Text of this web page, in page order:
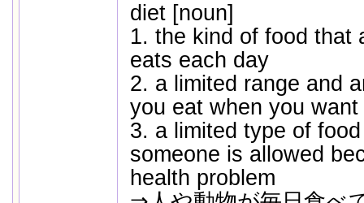
diet [noun]
1. the kind of food that
eats each day
2. a limited range and
you eat when you
3. a limited type of
someone is allowed
health problem